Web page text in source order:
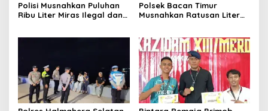
Polisi Musnahkan Puluhan
Ribu Liter Miras Ilegal dan
Polsek Bacan Timur
Musnahkan Ratusan Liter
Kamtibmas